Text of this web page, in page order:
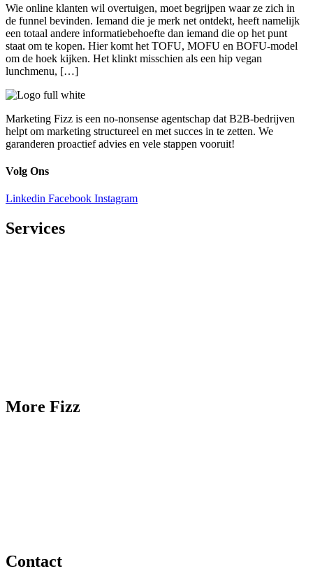
Wie online klanten wil overtuigen, moet begrijpen waar ze zich in
de funnel bevinden. Iemand die je merk net ontdekt, heeft namelijk
een totaal andere informatiebehoefte dan iemand die op het punt
staat om te kopen. Hier komt het TOFU, MOFU en BOFU-model
om de hoek kijken. Het klinkt misschien als een hip vegan
lunchmenu, […]
Marketing Fizz is een no-nonsense agentschap dat B2B-bedrijven
helpt om marketing structureel en met succes in te zetten. We
garanderen proactief advies en vele stappen vooruit!
Volg Ons
Linkedin Facebook Instagram
Services
More Fizz
Contact